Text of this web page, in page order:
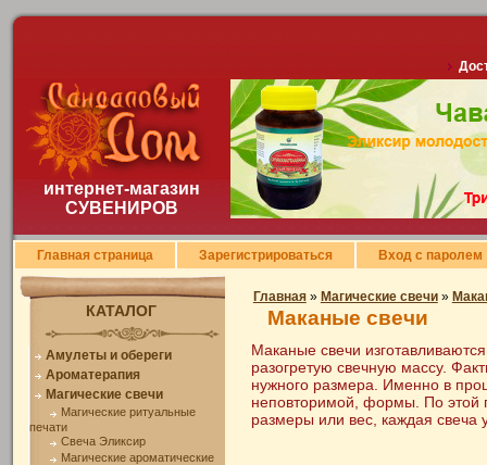
интернет-магазин
СУВЕНИРОВ
Главная страница Зарегистрироваться Вход с паролем
КАТАЛОГ
Амулеты и обереги
Ароматерапия
Магические свечи
Магические ритуальные
печати
Свеча Эликсир
Магические ароматические
Главная» Магические свечи»
Маканые свечи
Маканые свечи
разогретую свечную массу.
нужного размера. Именно в
неповторимой, формы. По этой
размеры или вес, каждая свеча